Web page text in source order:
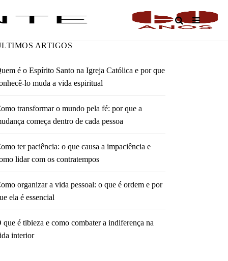
ARTIGOS
é o Espírito Santo na Igreja Católica e por que
lo muda a vida espiritual
transformar o mundo pela fé: por que a
começa dentro de cada pessoa
ter paciência: o que causa a impaciência e
lidar com os contratempos
organizar a vida pessoal: o que é ordem e por
ela é essencial
que é tibieza e como combater a indiferença na
interior